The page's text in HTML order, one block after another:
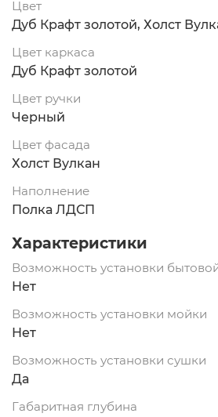
Цвет
Дуб Крафт золотой, Холст
Цвет каркаса
Дуб Крафт золотой
Цвет ручки
Черный
Цвет фасада
Холст Вулкан
Наполнение
Полка ЛДСП
Характеристики
Возможность установки
Нет
Возможность установки мойки
Нет
Возможность установки сушки
Да
Габаритная глубина